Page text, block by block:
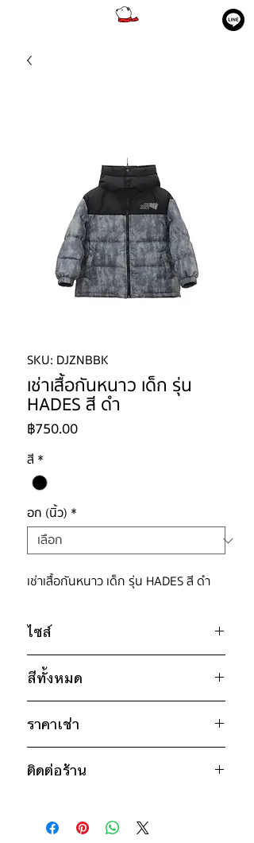
SKU: DJZNBBK
เช่าเสื้อกันหนาว เด็ก รุ่น
HADES สี ดำ
฿750.00ราคา
สี *
อก (นิ้ว) *
เช่าเสื้อกันหนาว เด็ก รุ่น HADES สี ดำ
ไซส์
ไซส์ : 130
อก 40" / เอว 40" / สะโพก 40" /
ไหล่กว้าง 14" / วงแขน 22" / ยาว 21"
* สินค้าจริงอาจมีขนาดคาดเคลื่อน 2-3
นิ้ว
สีทั้งหมด
ราคาเช่า
คืน)
ติดต่อร้านเพื่อสอบถามราคา
ติดต่อร้าน
ดูแผนที่ร้าน